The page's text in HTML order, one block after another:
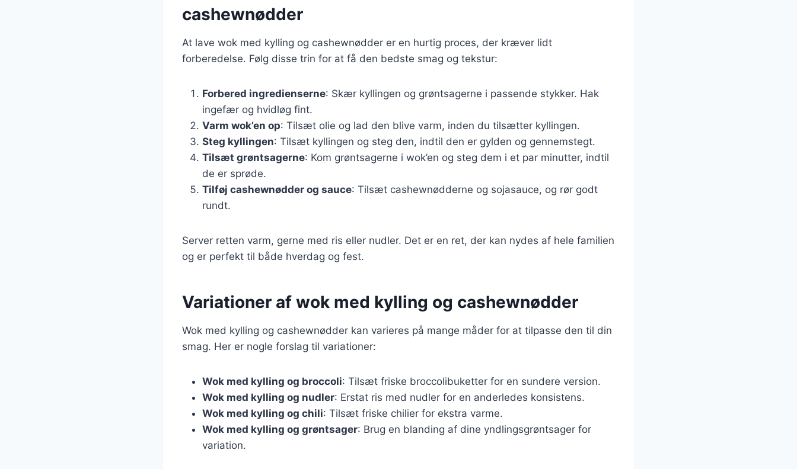
cashewnødder
At lave wok med kylling og cashewnødder er en hurtig proces, der kræver lidt
forberedelse. Følg disse trin for at få den bedste smag og tekstur:
Forbered ingredienserne: Skær kyllingen og grøntsagerne i passende stykker. Hak
ingefær og hvidløg fint.
Varm wok’en op: Tilsæt olie og lad den blive varm, inden du tilsætter kyllingen.
Steg kyllingen: Tilsæt kyllingen og steg den, indtil den er gylden og gennemstegt.
Tilsæt grøntsagerne: Kom grøntsagerne i wok’en og steg dem i et par minutter, indtil
de er sprøde.
Tilføj cashewnødder og sauce: Tilsæt cashewnødderne og sojasauce, og rør godt
rundt.
Server retten varm, gerne med ris eller nudler. Det er en ret, der kan nydes af hele familien
og er perfekt til både hverdag og fest.
Variationer af wok med kylling og cashewnødder
Wok med kylling og cashewnødder kan varieres på mange måder for at tilpasse den til din
smag. Her er nogle forslag til variationer:
Wok med kylling og broccoli: Tilsæt friske broccolibuketter for en sundere version.
Wok med kylling og nudler: Erstat ris med nudler for en anderledes konsistens.
Wok med kylling og chili: Tilsæt friske chilier for ekstra varme.
Wok med kylling og grøntsager: Brug en blanding af dine yndlingsgrøntsager for
variation.